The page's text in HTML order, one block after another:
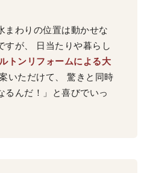
まわりの位置は動かせな
すが、 日当たりや暮らし
トンリフォームによる大
いただけて、 驚きと同時
るんだ！」と喜びでいっ